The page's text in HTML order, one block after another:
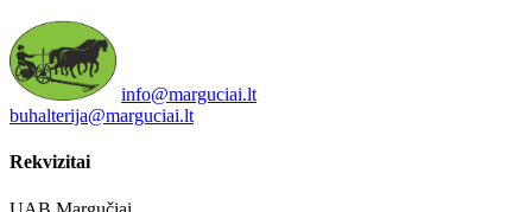
info@marguciai.lt
buhalterija@marguciai.lt
Rekvizitai